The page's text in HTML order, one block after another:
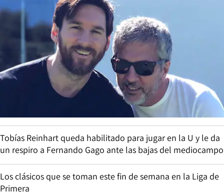
Tobías Reinhart queda habilitado para jugar en la U y le da
un respiro a Fernando Gago ante las bajas del mediocampo
Los clásicos que se toman este fin de semana en la Liga de
Primera